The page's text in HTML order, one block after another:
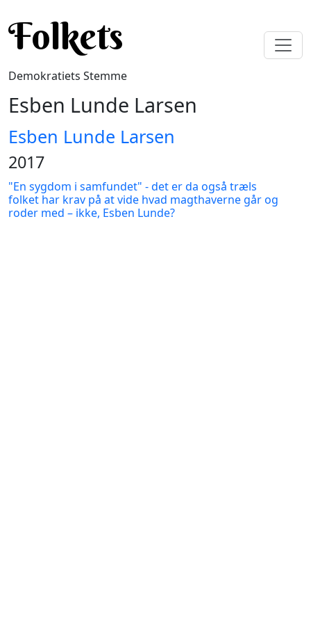
Folkets
Demokratiets Stemme
Esben Lunde Larsen
Esben Lunde Larsen
2017
"En sygdom i samfundet" - det er da også træls
folket har krav på at vide hvad magthaverne går og
roder med – ikke, Esben Lunde?